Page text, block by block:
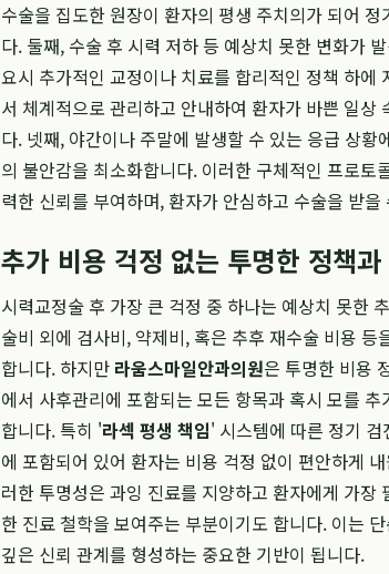
수술을 집도한 원장이 환자의 평생 주치의가 되어
다. 둘째, 수술 후 시력 저하 등 예상치 못한 변화가
요시 추가적인 교정이나 치료를 합리적인 정책 하에
서 체계적으로 관리하고 안내하여 환자가 바쁜 일상
다. 넷째, 야간이나 주말에 발생할 수 있는 응급 상
의 불안감을 최소화합니다. 이러한 구체적인 프로토
력한 신뢰를 부여하며, 환자가 안심하고 수술을 받
추가 비용 걱정 없는 투명한 정책
시력교정술 후 가장 큰 걱정 중 하나는 예상치 못한
술비 외에 검사비, 약제비, 혹은 추후 재수술 비용
합니다. 하지만 라움스마일안과의원은 투명한 비용
에서 사후관리에 포함되는 모든 항목과 혹시 모를
합니다. 특히 '라섹 평생 책임' 시스템에 따른 정기
에 포함되어 있어 환자는 비용 걱정 없이 편안하게
러한 투명성은 과잉 진료를 지양하고 환자에게 가장
한 진료 철학을 보여주는 부분이기도 합니다. 이는
깊은 신뢰 관계를 형성하는 중요한 기반이 됩니다.